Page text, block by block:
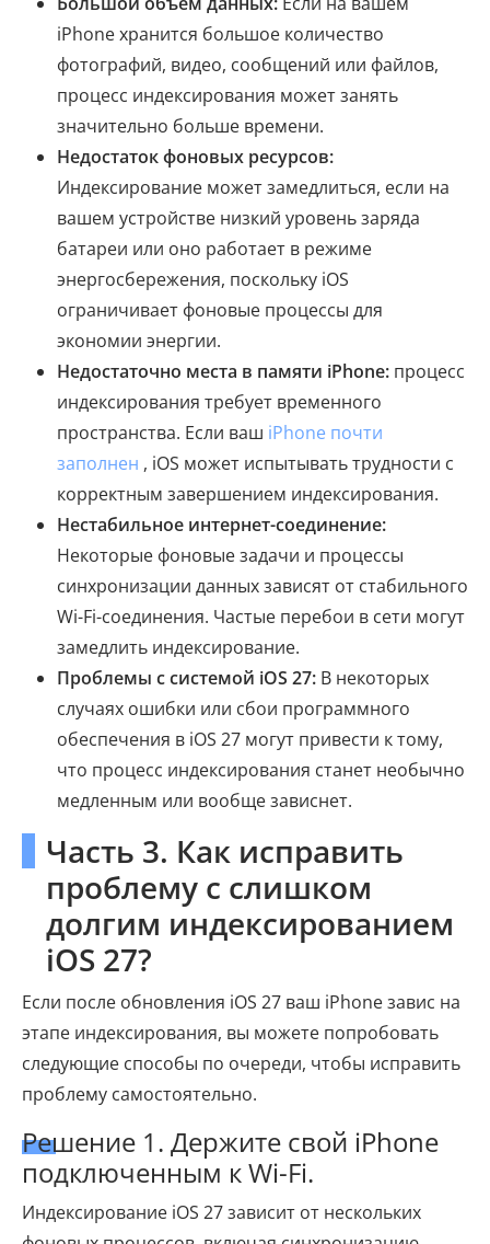
iPhone хранится большое количество
фотографий, видео, сообщений или файлов,
процесс индексирования может занять
значительно больше времени.
Недостаток фоновых ресурсов:
Индексирование может замедлиться, если на
вашем устройстве низкий уровень заряда
батареи или оно работает в режиме
энергосбережения, поскольку iOS
ограничивает фоновые процессы для
экономии энергии.
Недостаточно места в памяти iPhone: процесс
индексирования требует временного
пространства. Если ваш iPhone почти
заполнен , iOS может испытывать трудности с
корректным завершением индексирования.
Нестабильное интернет-соединение:
Некоторые фоновые задачи и процессы
синхронизации данных зависят от стабильного
Wi-Fi-соединения. Частые перебои в сети могут
замедлить индексирование.
Проблемы с системой iOS 27: В некоторых
случаях ошибки или сбои программного
обеспечения в iOS 27 могут привести к тому,
что процесс индексирования станет необычно
медленным или вообще зависнет.
Часть 3. Как исправить
проблему с слишком
долгим индексированием
iOS 27?
Если после обновления iOS 27 ваш iPhone завис на
этапе индексирования, вы можете попробовать
следующие способы по очереди, чтобы исправить
проблему самостоятельно.
Решение 1. Держите свой iPhone
подключенным к Wi-Fi.
Индексирование iOS 27 зависит от нескольких